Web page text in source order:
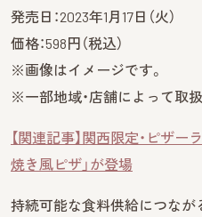
発売日：2023年1月17日（火）
価格：598円（税込）
※画像はイメージです。
※一部地域・店舗によって取
【関連記事】関西限定・ピザー
焼き風ピザ」が登場
持続可能な食料供給につなが